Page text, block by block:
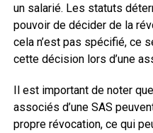
un salarié. Les statuts
pouvoir de décider de la
cela n’est pas spécifié, ce
cette décision lors d’une
Il est important de noter
associés d’une SAS
propre révocation, ce qui